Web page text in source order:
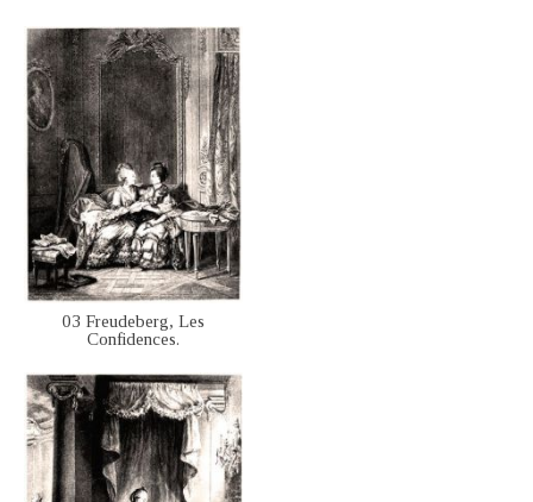
03 Freudeberg, Les
Confidences.